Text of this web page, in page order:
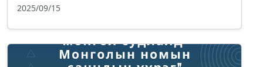
2025/09/15